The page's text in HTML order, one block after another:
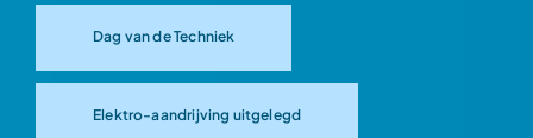
Dag van de Techniek
Elektro-aandrijving uitgelegd